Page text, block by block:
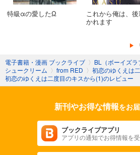
特級αの愛したΩ
これから俺は、
かれます
電子書籍・漫画 ブックライブ 〉 BL（ボーイズラ
シュークリーム 〉 from RED 〉 初恋のゆくえは
初恋のゆくえは二度目のキスから(1)のレビュー
新刊やお得な情報をお
ブックライブアプリ
アプリの通知でお得情報を